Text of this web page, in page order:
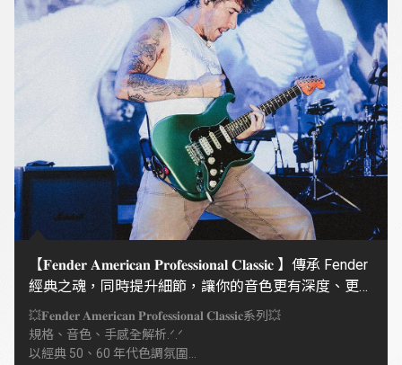
【𝐅𝐞𝐧𝐝𝐞𝐫 𝐀𝐦𝐞𝐫𝐢𝐜𝐚𝐧 𝐏𝐫𝐨𝐟𝐞𝐬𝐬𝐢𝐨𝐧𝐚𝐥 𝐂𝐥𝐚𝐬𝐬𝐢𝐜 】傳承 Fender
經典之魂，同時提升細節，讓你的音色更有深度、更有
個性
💥𝐅𝐞𝐧𝐝𝐞𝐫 𝐀𝐦𝐞𝐫𝐢𝐜𝐚𝐧 𝐏𝐫𝐨𝐟𝐞𝐬𝐬𝐢𝐨𝐧𝐚𝐥 𝐂𝐥𝐚𝐬𝐬𝐢𝐜系列💥
規格、音色、手感全解析.ᐟ.ᐟ
以經典 50、60 年代色調氛圍